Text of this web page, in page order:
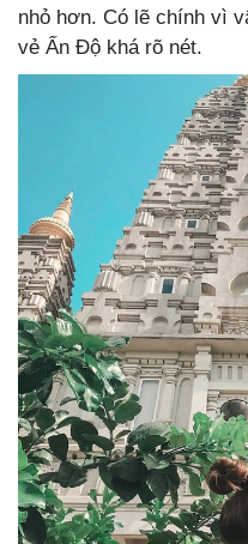
nhỏ hơn. Có lẽ chính vì
vẻ Ấn Độ khá rõ nét.